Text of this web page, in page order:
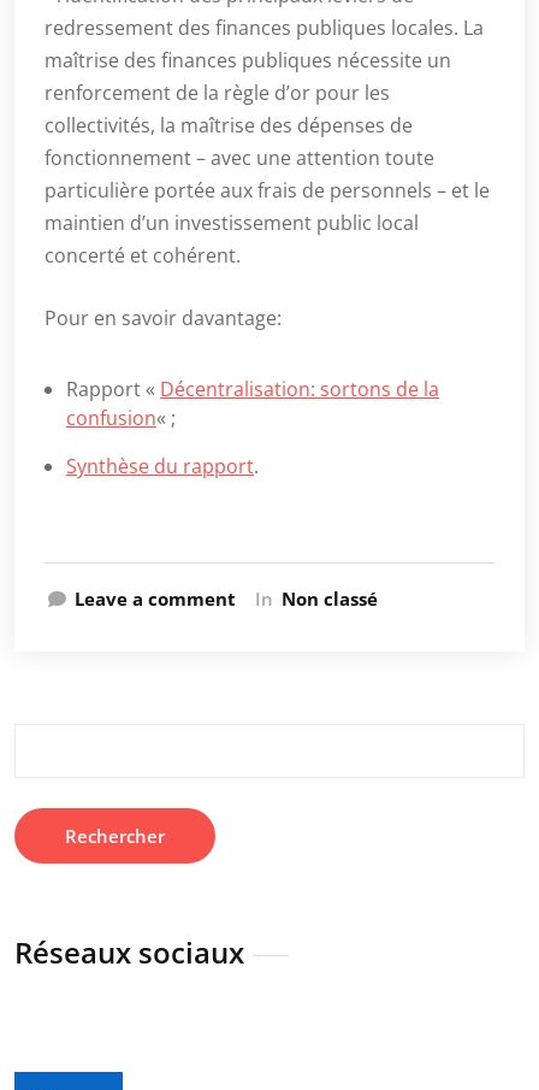
redressement des finances publiques locales. La
maîtrise des finances publiques nécessite un
renforcement de la règle d’or pour les
collectivités, la maîtrise des dépenses de
fonctionnement – avec une attention toute
particulière portée aux frais de personnels – et le
maintien d’un investissement public local
concerté et cohérent.
Pour en savoir davantage:
Rapport « Décentralisation: sortons de la
confusion« ;
Synthèse du rapport.
Leave a comment In Non classé
Réseaux sociaux